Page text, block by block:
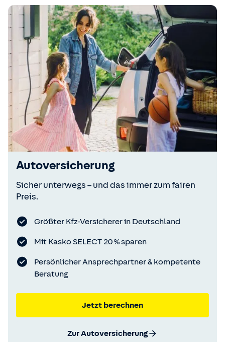
Autoversicherung
Sicher unterwegs – und das immer zum fairen
Preis.
Größter Kfz-Versicherer in Deutschland
Mit Kasko SELECT 20 % sparen
Persönlicher Ansprechpartner & kompetente
Beratung
Jetzt berechnen
Zur Autoversicherung